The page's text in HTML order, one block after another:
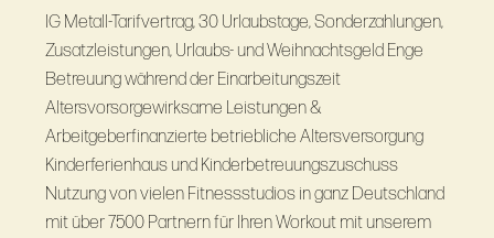
IG Metall-Tarifvertrag, 30 Urlaubstage, Sonderzahlungen,
Zusatzleistungen, Urlaubs- und Weihnachtsgeld Enge
Betreuung während der Einarbeitungszeit
Altersvorsorgewirksame Leistungen &
Arbeitgeberfinanzierte betriebliche Altersversorgung
Kinderferienhaus und Kinderbetreuungszuschuss
Nutzung von vielen Fitnessstudios in ganz Deutschland
mit über 7500 Partnern für Ihren Workout mit unserem